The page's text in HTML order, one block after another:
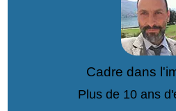
Cadre dans
Plus de 10 ans